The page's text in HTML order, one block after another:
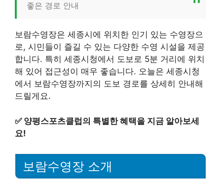
좋은 경로 안내
보람수영장은 세종시에 위치한 인기 있는 수영장으
로, 시민들이 즐길 수 있는 다양한 수영 시설을 제공
합니다. 특히 세종시청에서 도보로 5분 거리에 위치
해 있어 접근성이 매우 좋습니다. 오늘은 세종시청
에서 보람수영장까지의 도보 경로를 상세히 안내해
드릴게요.
✅ 양평스포츠클럽의 특별한 혜택을 지금 알아보세
요!
보람수영장 소개